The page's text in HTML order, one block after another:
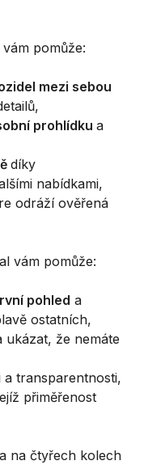
pomůže:
mezi sebou
prohlídku a
díky
nabídkami,
odráží ověřená
vám pomůže:
pohled a
ostatních,
ukázat, že nemáte
transparentnosti,
přiměřenost
na čtyřech kolech